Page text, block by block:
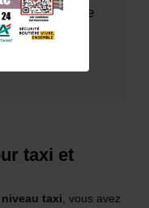
conducteur de
taxi et
niveau taxi, vous avez